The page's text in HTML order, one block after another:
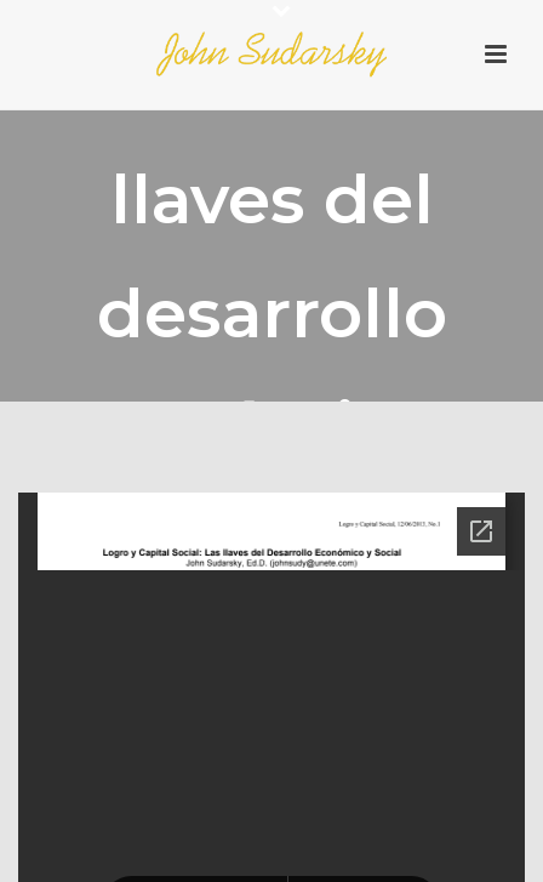
Social: las
llaves del
desarrollo
económico y
social